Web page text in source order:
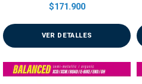
$171.900
VER DETALLES